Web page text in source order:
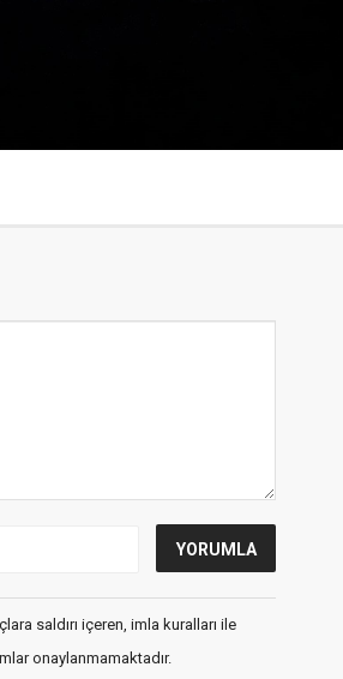
saldırı içeren, imla kuralları ile
onaylanmamaktadır.